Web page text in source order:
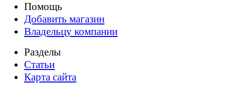
Помощь
Добавить магазин
Владельцу компании
Разделы
Статьи
Карта сайта